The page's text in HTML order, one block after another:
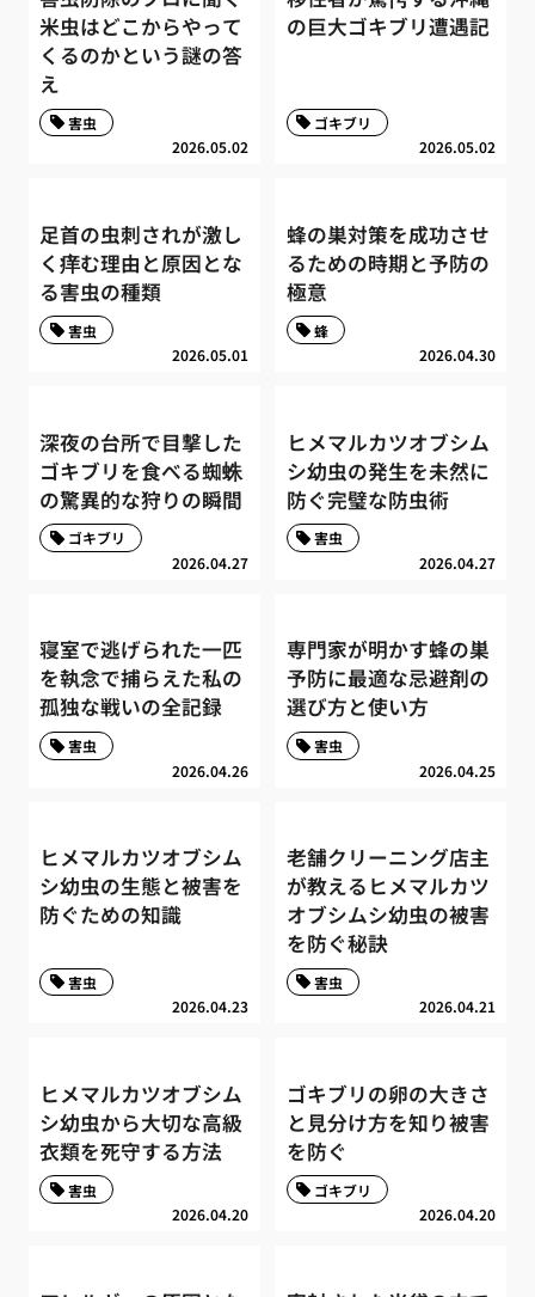
米虫はどこからやって
くるのかという謎の答
え
2026.05.02
害虫
の巨大ゴキブリ遭遇記
2026.05.02
ゴキブリ
足首の虫刺されが激し
く痒む理由と原因とな
る害虫の種類
2026.05.01
害虫
蜂の巣対策を成功させ
るための時期と予防の
極意
2026.04.30
蜂
深夜の台所で目撃した
ゴキブリを食べる蜘蛛
の驚異的な狩りの瞬間
2026.04.27
ゴキブリ
ヒメマルカツオブシム
シ幼虫の発生を未然に
防ぐ完璧な防虫術
2026.04.27
害虫
寝室で逃げられた一匹
を執念で捕らえた私の
孤独な戦いの全記録
2026.04.26
害虫
専門家が明かす蜂の巣
予防に最適な忌避剤の
選び方と使い方
2026.04.25
害虫
ヒメマルカツオブシム
シ幼虫の生態と被害を
防ぐための知識
2026.04.23
害虫
老舗クリーニング店主
が教えるヒメマルカツ
オブシムシ幼虫の被害
を防ぐ秘訣
2026.04.21
害虫
ヒメマルカツオブシム
シ幼虫から大切な高級
衣類を死守する方法
2026.04.20
害虫
ゴキブリの卵の大きさ
と見分け方を知り被害
を防ぐ
2026.04.20
ゴキブリ